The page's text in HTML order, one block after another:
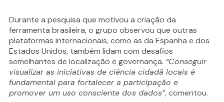
Durante a pesquisa que motivou a criação da
ferramenta brasileira, o grupo observou que outras
plataformas internacionais, como as da Espanha e dos
Estados Unidos, também lidam com desafios
semelhantes de localização e governança. “Conseguir
visualizar as iniciativas de ciência cidadã locais é
fundamental para fortalecer a participação e
promover um uso consciente dos dados”, comentou.